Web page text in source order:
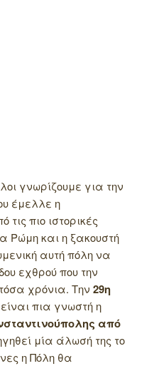
γνωρίζουμε για την
έμελλε η
τις πιο ιστορικές
Ρώμη και η ξακουστή
αυτή πόλη να
εχθρού που την
χρόνια. Την 29η
πια γνωστή η
από
μία άλωσή της το
η Πόλη θα